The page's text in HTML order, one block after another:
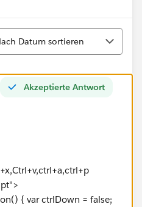
Datum sortieren
Akzeptierte Antwort
{ var ctrlDown = false;